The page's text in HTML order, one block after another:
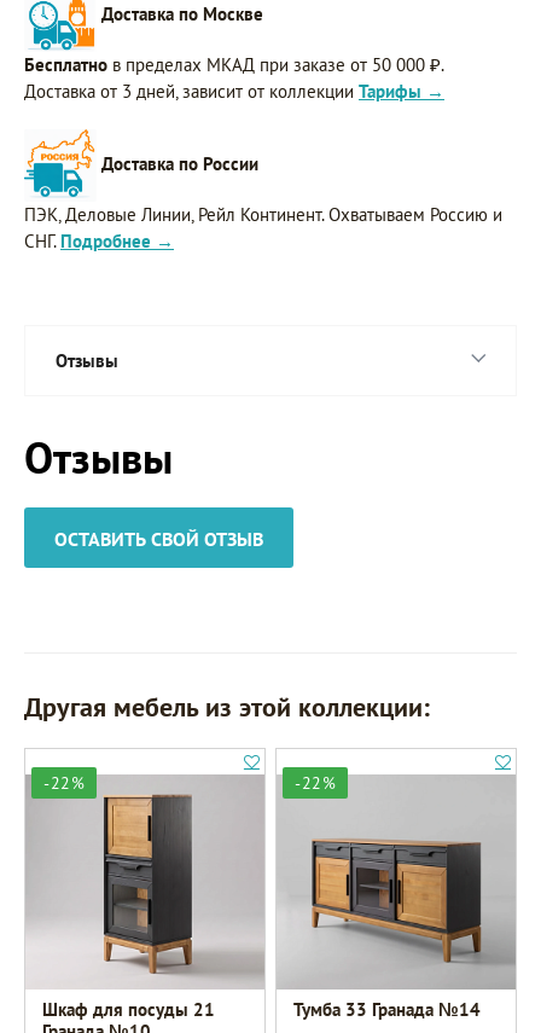
Доставка по Москве
Бесплатно в пределах МКАД при заказе от 50 000 ₽.
Доставка от 3 дней, зависит от коллекции Тарифы →
Доставка по России
ПЭК, Деловые Линии, Рейл Континент. Охватываем Россию и
СНГ. Подробнее →
Отзывы
Отзывы
ОСТАВИТЬ СВОЙ ОТЗЫВ
Другая мебель из этой коллекции:
-22%
Шкаф для посуды 21
-22%
Тумба 33 Гранада №14